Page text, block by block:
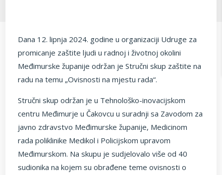
Dana 12. lipnja 2024. godine u organizaciji Udruge za
promicanje zaštite ljudi u radnoj i životnoj okolini
Međimurske županije održan je Stručni skup zaštite na
radu na temu „Ovisnosti na mjestu rada“.
Stručni skup održan je u Tehnološko-inovacijskom
centru Međimurje u Čakovcu u suradnji sa Zavodom za
javno zdravstvo Međimurske županije, Medicinom
rada poliklinike Medikol i Policijskom upravom
Međimurskom. Na skupu je sudjelovalo više od 40
sudionika na kojem su obrađene teme ovisnosti o